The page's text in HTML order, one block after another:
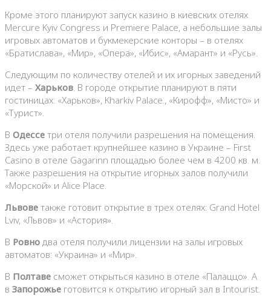
Кроме этого планируют запуск казино в киевских отелях
Mercure Kyiv Congress и Premiere Palace, а небольшие залы
игровых автоматов и букмекерские конторы – в отелях
«Братислава», «Мир», «Опера», «Ибис», «Амарант» и «Русь».
Следующим по количеству отелей и их игорных заведений
идет – Харьков. В городе открытие планируют в пяти
гостиницах: «Харьков», Kharkiv Palace., «Кирофф», «Мисто» и
«Турист».
В Одессе три отеля получили разрешения на помещения.
Здесь уже работает крупнейшее казино в Украине – First
Casino в отеле Gagarinn площадью более чем в 4200 кв. м.
Также разрешения на открытие игорных залов получили
«Морской» и Alice Place.
Львове также готовит открытие в трех отелях: Grand Hotel
Lviv, «Львов» и «Астория».
В Ровно два отеля получили лицензии на залы игровых
автоматов: «Украина» и «Мир».
В Полтаве сможет открыться казино в отеле «Палаццо». А
в Запорожье готовится к открытию игорный зал в Intourist.